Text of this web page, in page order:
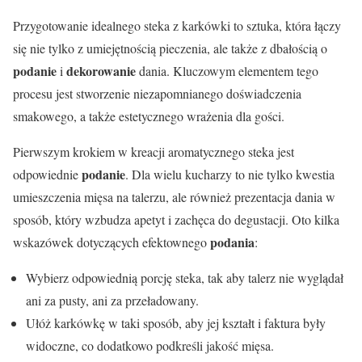
Przygotowanie idealnego steka z karkówki to sztuka, która łączy
się nie tylko z umiejętnością pieczenia, ale także z dbałością o
podaniei dekorowaniedania. Kluczowym elementem tego
procesu jest stworzenie niezapomnianego doświadczenia
smakowego, a także estetycznego wrażenia dla gości.
Pierwszym krokiem w kreacji aromatycznego steka jest
odpowiedniepodanie. Dla wielu kucharzy to nie tylko kwestia
umieszczenia mięsa na talerzu, ale również prezentacja dania w
sposób, który wzbudza apetyt i zachęca do degustacji. Oto kilka
wskazówek dotyczących efektownegopodania:
Wybierz odpowiednią porcję steka, tak aby talerz nie wyglądał
ani za pusty, ani za przeładowany.
Ułóż karkówkę w taki sposób, aby jej kształt i faktura były
widoczne, co dodatkowo podkreśli jakość mięsa.